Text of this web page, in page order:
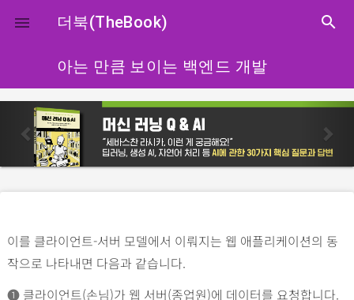
close
 더북(TheBook) search
아는 만큼 보이는 백엔드 개발
p
r
e
u
s
n
e
x
이를 클라이언트-서버 모델에서 이뤄지는 웹 애플리케이션의 동
작으로 나타내면 다음과 같습니다.
➊클라이언트(손님)가 웹 서버(종업원)에 데이터를 요청합니다.